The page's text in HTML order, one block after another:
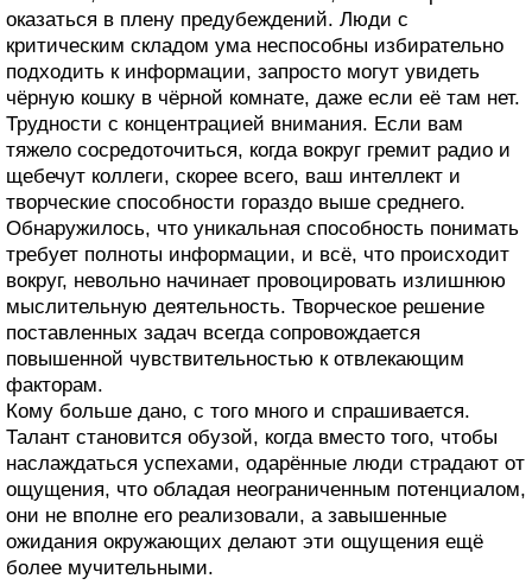
оказаться в плену предубеждений. Люди с
критическим складом ума неспособны избирательно
подходить к информации, запросто могут увидеть
чёрную кошку в чёрной комнате, даже если её там нет.
Трудности с концентрацией внимания. Если вам
тяжело сосредоточиться, когда вокруг гремит радио и
щебечут коллеги, скорее всего, ваш интеллект и
творческие способности гораздо выше среднего.
Обнаружилось, что уникальная способность понимать
требует полноты информации, и всё, что происходит
вокруг, невольно начинает провоцировать излишнюю
мыслительную деятельность. Творческое решение
поставленных задач всегда сопровождается
повышенной чувствительностью к отвлекающим
факторам.
Кому больше дано, с того много и спрашивается.
Талант становится обузой, когда вместо того, чтобы
наслаждаться успехами, одарённые люди страдают от
ощущения, что обладая неограниченным потенциалом,
они не вполне его реализовали, а завышенные
ожидания окружающих делают эти ощущения ещё
более мучительными.